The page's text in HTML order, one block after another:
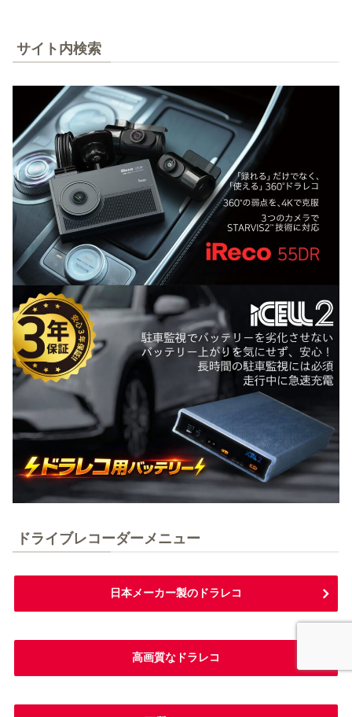
サイト内検索
ドライブレコーダーメニュー
日本メーカー製のドラレコ
高画質なドラレコ